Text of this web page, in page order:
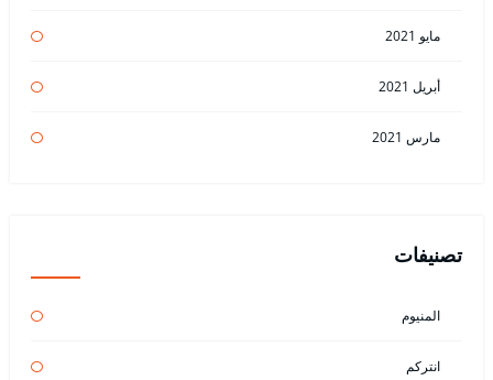
مايو 2021
أبريل 2021
مارس 2021
تصنيفات
المنيوم
انتركم